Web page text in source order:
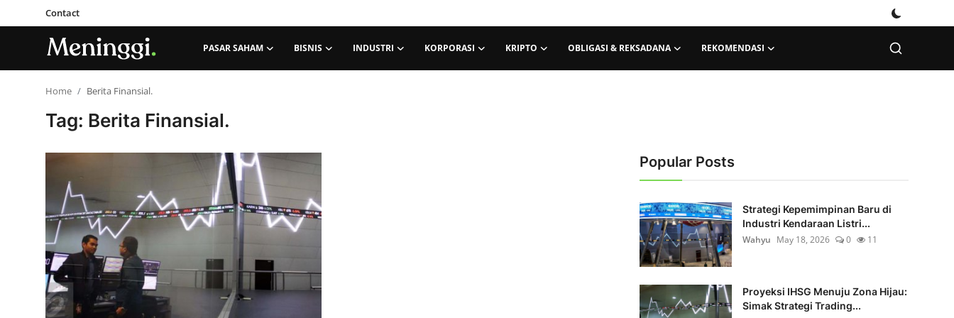
Contact
PASAR SAHAM BISNIS INDUSTRI KORPORASI KRIPTO OBLIGASI & REKSADANA REKOMENDASI
Contact
Pasar Saham
Korporasi
Obligasi & Reksadana
Home Berita Finansial.
Tag: Berita Finansial.
Popular Posts
Strategi Kepemimpinan Baru di
Industri Kendaraan Listri...
Wahyu May 18, 2026 0 11
Proyeksi IHSG Menuju Zona Hijau:
Simak Strategi Trading...